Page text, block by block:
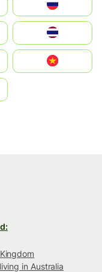
in Australia